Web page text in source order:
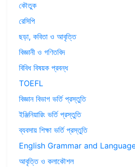
কৌতুক
রেসিপি
ছড়া, কবিতা ও আবৃত্তি
বিজ্ঞানী ও গণিতবিদ
বিবিধ বিষয়ক প্রবন্ধ
TOEFL
বিজ্ঞান বিভাগ ভর্তি প্রস্তুতি
ইঞ্জিনিয়ারিং ভর্তি প্রস্তুতি
ব্যবসায় শিক্ষা ভর্তি প্রস্তুতি
English Grammar and
আবৃত্তি ও কলাকৌশল